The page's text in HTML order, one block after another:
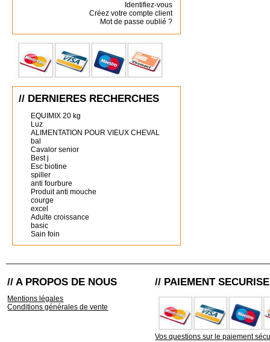
Identifiez-vous
Créez votre compte client
Mot de passe oublié ?
// DERNIERES RECHERCHES
EQUIMIX 20 kg
Luz
ALIMENTATION POUR VIEUX CHEVAL
bal
Cavalor senior
Best j
Esc biotine
spiller
anti fourbure
Produit anti mouche
courge
excel
Adulte croissance
basic
Sain foin
// A PROPOS DE NOUS
Mentions légales
Conditions générales de vente
// PAIEMENT SECURISE
Vos questions sur le paiement